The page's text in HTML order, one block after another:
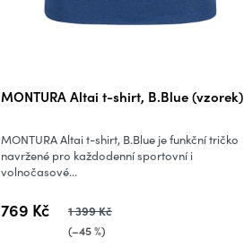
MONTURA Altai t-shirt, B.Blue (vzorek)
769 Kč 1 399 Kč
(–45 %)
MONTURA Altai t-shirt, B.Blue je funkční tričko
navržené pro každodenní sportovní i
volnočasové...